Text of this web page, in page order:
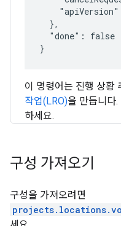
  },
  "done": false
이 명령어는 진행 상황
작업(LRO)을 만듭니다
하세요.
구성 가져오기
구성을 가져오려면